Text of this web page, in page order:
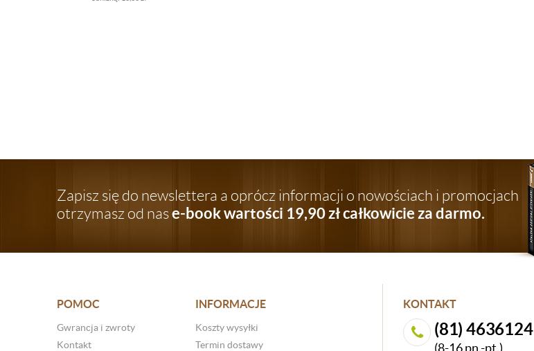
Zapisz się do newslettera a oprócz informacji o nowościach i promocjach
otrzymasz od nase-book wartości 19,90 zł całkowicie za darmo.
POMOC
Gwrancja i zwroty
Kontakt
INFORMACJE
Koszty wysyłki
Termin dostawy
KONTAKT
(81) 4636124
(8-16 pn.-pt.)